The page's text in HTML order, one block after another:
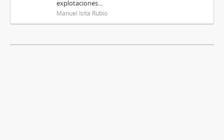
explotaciones...
Manuel Isita Rubio